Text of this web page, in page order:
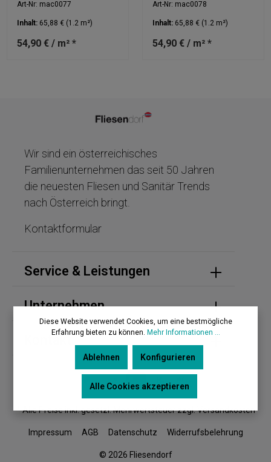
Art-Nr: mac0077
Inhalt: 65,88 € (1.2 m²)
54,90 € / m² *
Art-Nr: mac0078
Inhalt: 65,88 € (1.2 m²)
54,90 € / m² *
Wir sind ein österreichisches
Familienunternehmen das seit 50 Jahren
die neuesten Fliesen und Sanitär Trends
nach Österreich bringt.
Kontaktformular
Service & Leistungen
Unternehmen
Kontakt
* Alle Preise inkl. gesetzl. Mehrwertsteuer zzgl. Versandkosten
© 2026 Fliesendorf
Impressum AGB Datenschutz Widerrufsbelehrung
Diese Website verwendet Cookies, um eine bestmögliche
Erfahrung bieten zu können. Mehr Informationen ...
Ablehnen Konfigurieren
Alle Cookies akzeptieren